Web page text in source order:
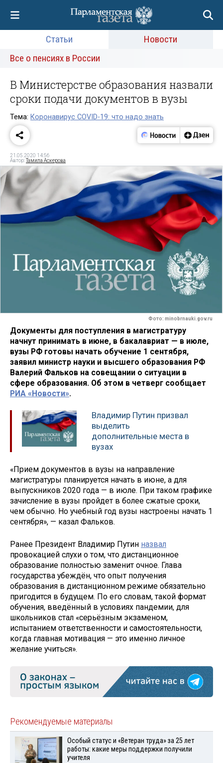
Статьи
Новости
Все о пенсиях в России
В Министерстве образования назвали
сроки подачи документов в вузы
Тема: Коронавирус COVID-19: что надо знать
21.05.2020 14:56
Автор:Тамила Аскерова
Фото: minobrnauki.gov.ru
Документы для поступления в магистратуру
начнут принимать в июне, в бакалавриат — в июле,
вузы РФ готовы начать обучение 1 сентября,
заявил министр науки и высшего образования РФ
Валерий Фальков на совещании о ситуации в
сфере образования. Об этом в четверг сообщает
РИА «Новости».
Владимир Путин призвал
выделить
дополнительные места в
вузах
«Прием документов в вузы на направление
магистратуры планируется начать в июне, а для
выпускников 2020 года — в июле. При таком графике
зачисление в вузы пройдет в более сжатые сроки,
чем обычно. Но учебный год вузы настроены начать 1
сентября», — казал Фальков.
Ранее Президент Владимир Путин назвал
провокацией слухи о том, что дистанционное
образование полностью заменит очное. Глава
государства убеждён, что опыт получения
образования в дистанционном режиме обязательно
пригодится в будущем. По его словам, такой формат
обучения, введённый в условиях пандемии, для
школьников стал «серьёзным экзаменом,
испытанием ответственности и самостоятельности,
когда главная мотивация — это именно личное
желание учиться».
Рекомендуемые материалы
Особый статус и «Ветеран труда» за 25 лет
работы: какие меры поддержки получили
учителя